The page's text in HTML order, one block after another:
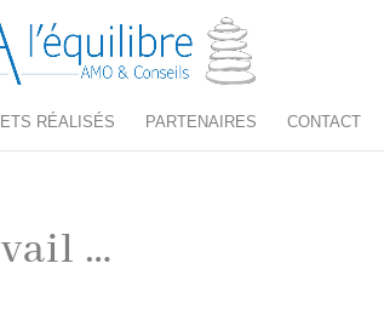
RÉALISÉS PARTENAIRES CONTACT
…